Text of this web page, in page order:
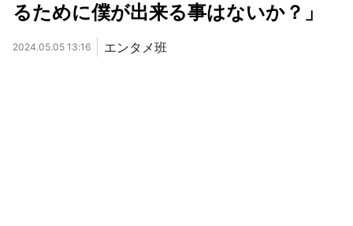
るために僕が出来る事はないか？」
2024.05.05 13:16 エンタメ班